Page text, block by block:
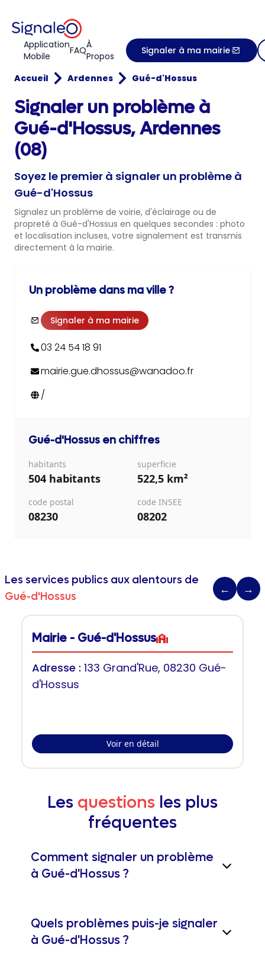
Application
Mobile
FAQÀ
Propos
Signaler à ma mairie
Accueil Ardennes Gué-d'Hossus
Signaler un problème à
Gué-d'Hossus, Ardennes
(08)
Soyez le premier à signaler un problème à
Gué-d'Hossus
Signalez un problème de voirie, d'éclairage ou de
propreté à Gué-d'Hossus en quelques secondes : photo
et localisation incluses, votre signalement est transmis
directement à la mairie.
Un problème dans ma ville ?
Signaler à ma mairie
03 24 54 18 91
mairie.gue.dhossus@wanadoo.fr
/
Gué-d'Hossus en chiffres
habitants
504 habitants
superficie
522,5 km²
code postal
08230
code INSEE
08202
Les services publics aux alentours de
Gué-d'Hossus
← →
Mairie - Gué-d'Hossus
Adresse : 133 Grand'Rue, 08230 Gué-
d'Hossus
Voir en détail
Les questions les plus
fréquentes
Comment signaler un problème
à Gué-d'Hossus ?
Quels problèmes puis-je signaler
à Gué-d'Hossus ?